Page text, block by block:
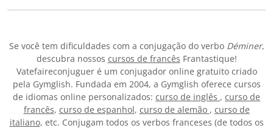
Se você tem dificuldades com a conjugação do verbo Déminer,
descubra nossos cursos de francês Frantastique!
Vatefaireconjuguer é um conjugador online gratuito criado
pela Gymglish. Fundada em 2004, a Gymglish oferece cursos
de idiomas online personalizados: curso de inglês , curso de
francês, curso de espanhol, curso de alemão , curso de
italiano, etc. Conjugam todos os verbos franceses (de todos os